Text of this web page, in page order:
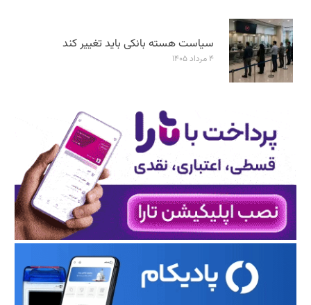
سیاست هسته بانکی باید تغییر کند
۴ مرداد ۱۴۰۵